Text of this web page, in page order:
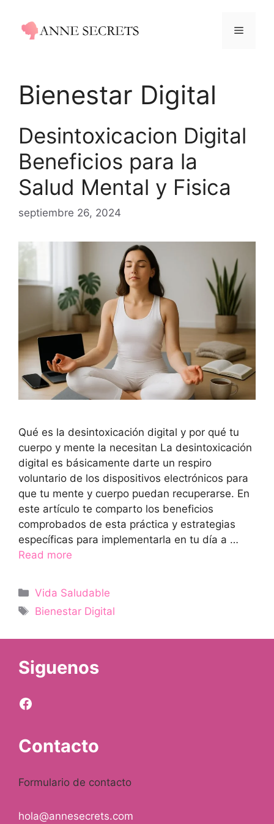
contenido
Menú
Bienestar Digital
Desintoxicacion Digital
Beneficios para la
Salud Mental y Fisica
septiembre 26, 2024
Qué es la desintoxicación digital y por qué tu
cuerpo y mente la necesitan La desintoxicación
digital es básicamente darte un respiro
voluntario de los dispositivos electrónicos para
que tu mente y cuerpo puedan recuperarse. En
este artículo te comparto los beneficios
comprobados de esta práctica y estrategias
específicas para implementarla en tu día a …
Read more
Categorías
Vida Saludable
Etiquetas
Bienestar Digital
Siguenos
Facebook
Contacto
Formulario de contacto
hola@annesecrets.com